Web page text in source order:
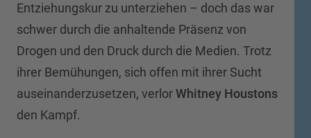
Entziehungskur zu unterziehen – doch das war
schwer durch die anhaltende Präsenz von
Drogen und den Druck durch die Medien. Trotz
ihrer Bemühungen, sich offen mit ihrer Sucht
auseinanderzusetzen, verlorWhitney Houstons
den Kampf.